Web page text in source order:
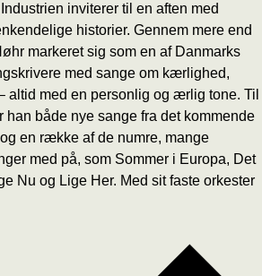
inviterer til en aften med
historier. Gennem mere end
markeret sig som en af Danmarks
med sange om kærlighed,
altid med en personlig og ærlig tone. Til
han både nye sange fra det kommende
en række af de numre, mange
med på, som Sommer i Europa, Det
Nu og Lige Her. Med sit faste orkester